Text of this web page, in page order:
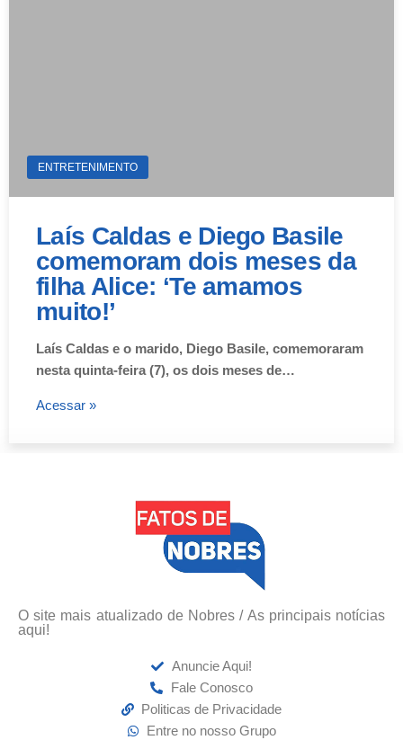
ENTRETENIMENTO
Laís Caldas e Diego Basile
comemoram dois meses da
filha Alice: ‘Te amamos
muito!’
Laís Caldas e o marido, Diego Basile, comemoraram
nesta quinta-feira (7), os dois meses de…
Acessar »
O site mais atualizado de Nobres / As principais notícias
aqui!
Anuncie Aqui!
Fale Conosco
Politicas de Privacidade
Entre no nosso Grupo